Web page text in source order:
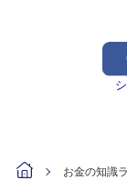
お金の知識